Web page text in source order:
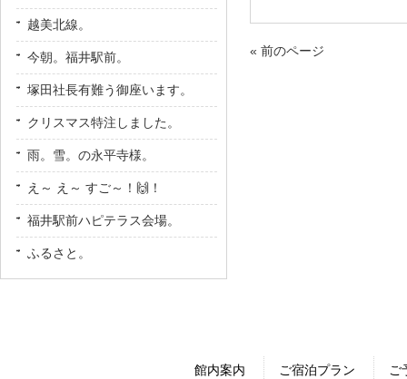
« 前のページ
越美北線。
今朝。福井駅前。
塚田社長有難う御座います。
クリスマス特注しました。
雨。雪。の永平寺様。
え～ え～ すご～！🙌！
福井駅前ハピテラス会場。
ふるさと。
館内案内 ご宿泊プラン ご